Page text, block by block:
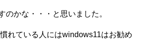
のかな・・・と思いました。
れている人にはwindows11はお勧め